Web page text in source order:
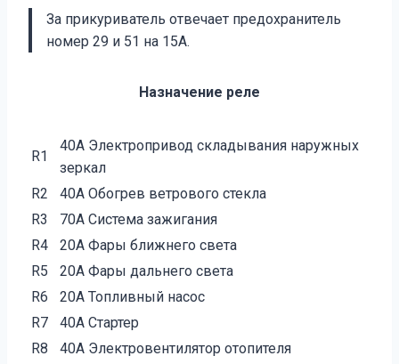
За прикуриватель отвечает предохранитель
номер 29 и 51 на 15А.
Назначение реле
R1
40А Электропривод складывания наружных
зеркал
R2
40А Обогрев ветрового стекла
R3
70А Система зажигания
R4
20А Фары ближнего света
R5
20А Фары дальнего света
R6
20А Топливный насос
R7
40А Стартер
R8
40А Электровентилятор отопителя